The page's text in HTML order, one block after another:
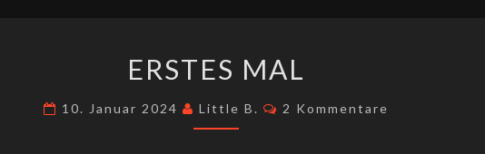
MAL
ERSTES MAL
10. Januar 2024 Little B. Kommentare
2 Kommentare